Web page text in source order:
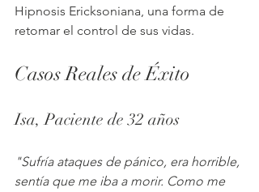
Hipnosis Ericksoniana, una forma de
retomar el control de sus vidas.
Casos Reales de Éxito
Isa, Paciente de 32 años
"Sufría ataques de pánico, era horrible,
sentía que me iba a morir. Como me